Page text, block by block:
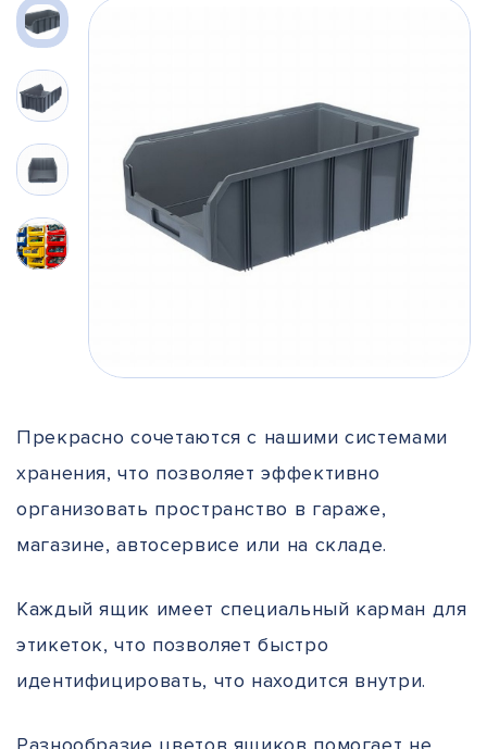
Прекрасно сочетаются с нашими системами
хранения, что позволяет эффективно
организовать пространство в гараже,
магазине, автосервисе или на складе.
Каждый ящик имеет специальный карман для
этикеток, что позволяет быстро
идентифицировать, что находится внутри.